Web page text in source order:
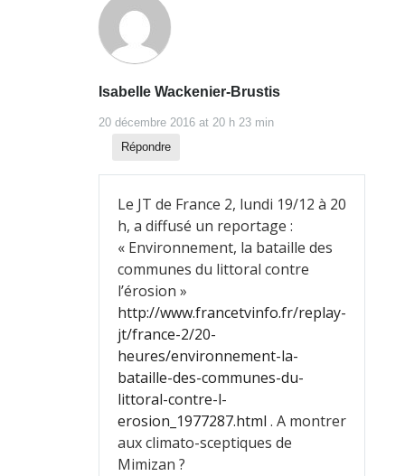
Isabelle Wackenier-Brustis
20 décembre 2016 at 20 h 23 min
Répondre
Le JT de France 2, lundi 19/12 à 20
h, a diffusé un reportage :
« Environnement, la bataille des
communes du littoral contre
l’érosion »
http://www.francetvinfo.fr/replay-
jt/france-2/20-
heures/environnement-la-
bataille-des-communes-du-
littoral-contre-l-
erosion_1977287.html . A montrer
aux climato-sceptiques de
Mimizan ?